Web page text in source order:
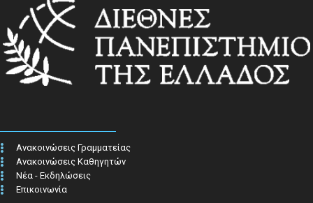
Ανακοινώσεις Γραμματείας
Ανακοινώσεις Καθηγητών
Νέα - Εκδηλώσεις
Επικοινωνία